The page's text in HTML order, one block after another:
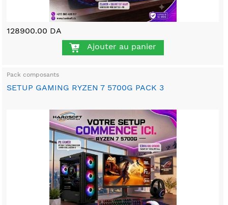
128900.00 DA
Ajouter au panier
Pack composants
SETUP GAMING RYZEN 7 5700G PACK 3